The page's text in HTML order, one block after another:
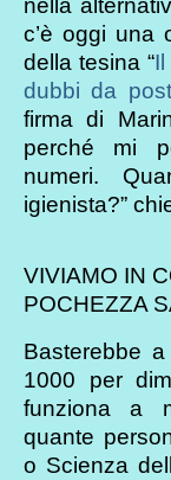
nella
c’è oggi una
della tesina “
dubbi da
firma di
perché mi
numeri.
igienista?”
VIVIAMO IN
POCHEZZA
Basterebbe
1000 per
funziona a
quante
o Scienza